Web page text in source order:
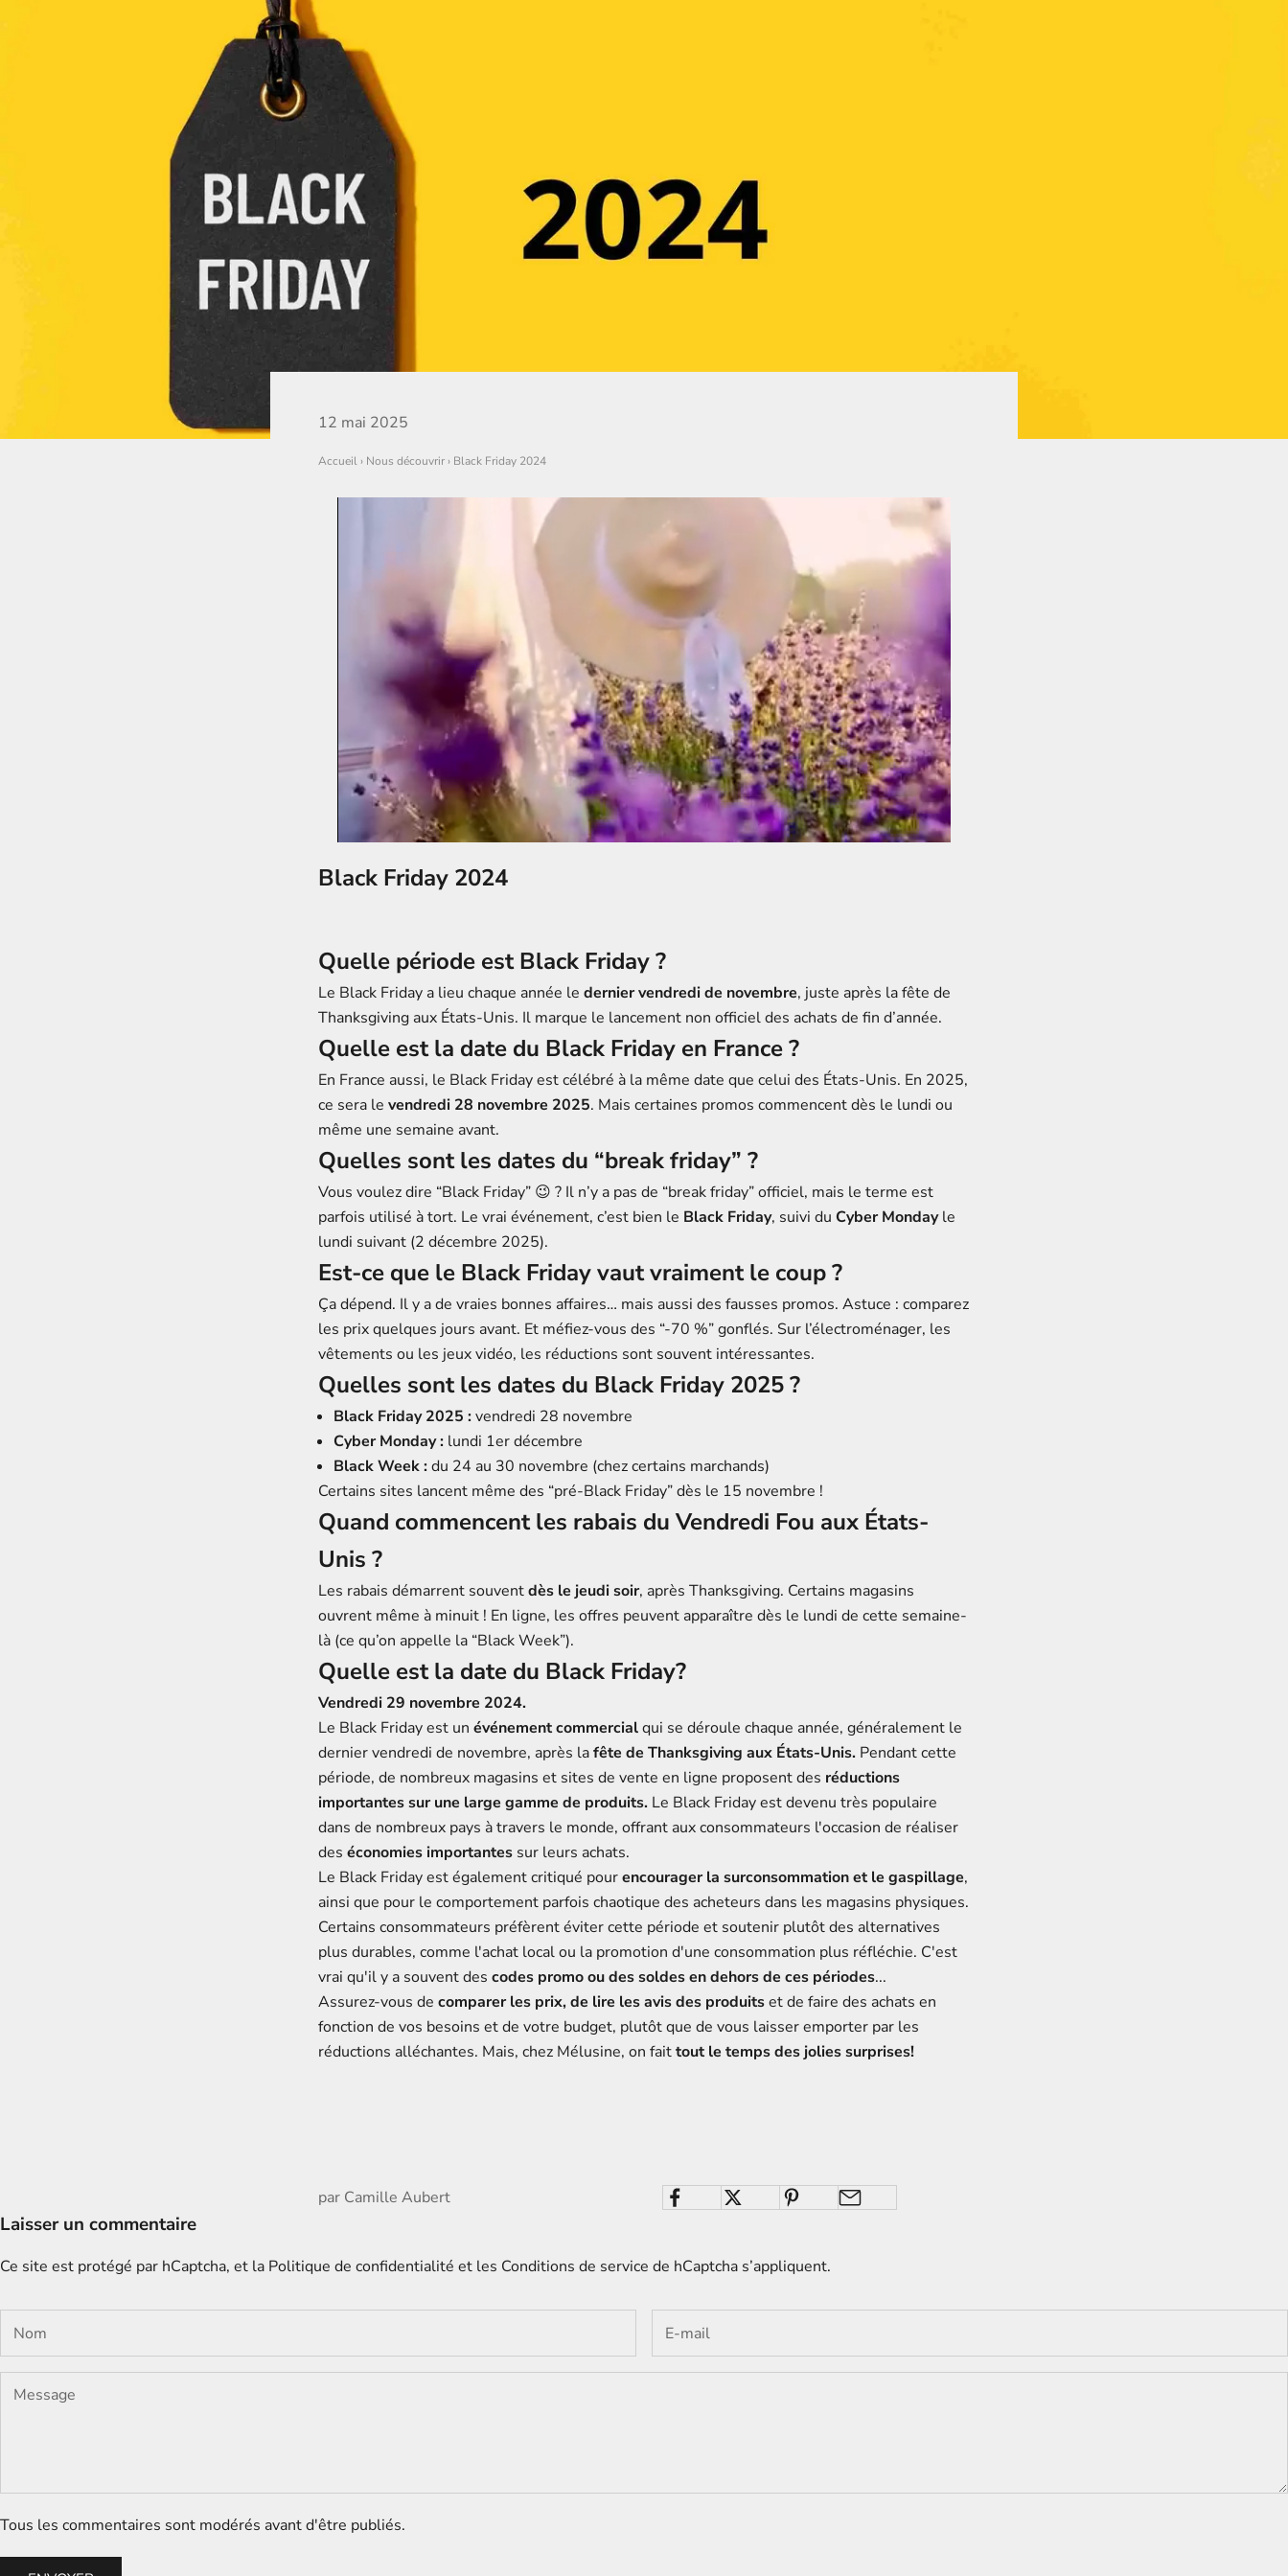
12 mai 2025
Accueil› Nous découvrir› Black Friday 2024
Black Friday 2024
Quelle période est Black Friday ?
Le Black Friday a lieu chaque année le dernier vendredi de novembre, juste après la fête de
Thanksgiving aux États-Unis. Il marque le lancement non officiel des achats de fin d’année.
Quelle est la date du Black Friday en France ?
En France aussi, le Black Friday est célébré à la même date que celui des États-Unis. En 2025,
ce sera le vendredi 28 novembre 2025. Mais certaines promos commencent dès le lundi ou
même une semaine avant.
Quelles sont les dates du “break friday” ?
Vous voulez dire “Black Friday” 😉 ? Il n’y a pas de “break friday” officiel, mais le terme est
parfois utilisé à tort. Le vrai événement, c’est bien le Black Friday, suivi du Cyber Mondayle
lundi suivant (2 décembre 2025).
Est-ce que le Black Friday vaut vraiment le coup ?
Ça dépend. Il y a de vraies bonnes affaires… mais aussi des fausses promos. Astuce : comparez
les prix quelques jours avant. Et méfiez-vous des “-70 %” gonflés. Sur l’électroménager, les
vêtements ou les jeux vidéo, les réductions sont souvent intéressantes.
Quelles sont les dates du Black Friday 2025 ?
Black Friday 2025 :vendredi 28 novembre
Cyber Monday : lundi 1er décembre
Black Week :du 24 au 30 novembre (chez certains marchands)
Certains sites lancent même des “pré-Black Friday” dès le 15 novembre !
Quand commencent les rabais du Vendredi Fou aux États-
Unis ?
Les rabais démarrent souventdès le jeudi soir, après Thanksgiving. Certains magasins
ouvrent même à minuit ! En ligne, les offres peuvent apparaître dès le lundi de cette semaine-
là (ce qu’on appelle la “Black Week”).
Quelle est la date du Black Friday?
Vendredi 29 novembre 2024.
Le Black Friday est un événement commercialqui se déroule chaque année, généralement le
dernier vendredi de novembre, après lafête de Thanksgiving aux États-Unis. Pendant cette
période, de nombreux magasins et sites de vente en ligne proposent des réductions
importantes sur une large gamme de produits. Le Black Friday est devenu très populaire
dans de nombreux pays à travers le monde, offrant aux consommateurs l'occasion de réaliser
des économies importantes sur leurs achats.
Le Black Friday est également critiqué pourencourager la surconsommation et le gaspillage,
ainsi que pour le comportement parfois chaotique des acheteurs dans les magasins physiques.
Certains consommateurs préfèrent éviter cette période et soutenir plutôt des alternatives
plus durables, comme l'achat local ou la promotion d'une consommation plus réfléchie. C'est
vrai qu'il y a souvent des codes promo ou des soldes en dehors de ces périodes...
Assurez-vous de comparer les prix, de lire les avis des produitset de faire des achats en
fonction de vos besoins et de votre budget, plutôt que de vous laisser emporter par les
réductions alléchantes. Mais, chez Mélusine, on faittout le temps des jolies surprises!
par Camille Aubert
Laisser un commentaire
Ce site est protégé par hCaptcha, et la Politique de confidentialité et les Conditions de service de hCaptcha s’appliquent.
Tous les commentaires sont modérés avant d'être publiés.